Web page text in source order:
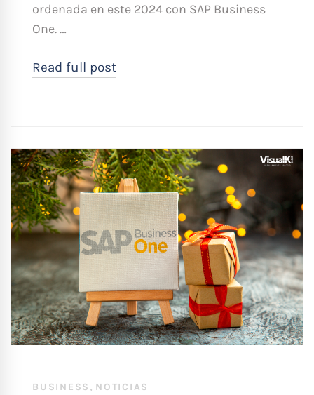
ordenada en este 2024 con SAP Business
One. …
Read full post
BUSINESS , NOTICIAS